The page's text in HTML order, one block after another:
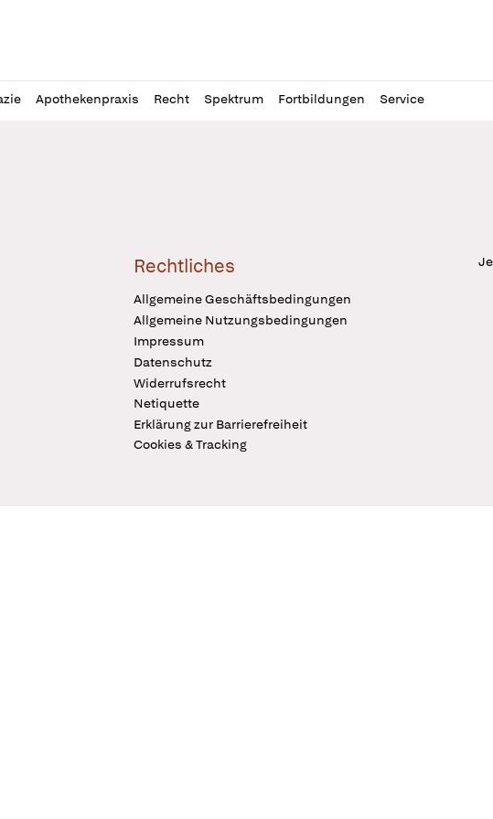
Apothekenpraxis Recht Spektrum Fortbildungen Service
Logo
Rechtliches
Allgemeine Geschäftsbedingungen
Allgemeine Nutzungsbedingungen
Impressum
Datenschutz
Widerrufsrecht
Netiquette
Erklärung zur Barrierefreiheit
Cookies & Tracking